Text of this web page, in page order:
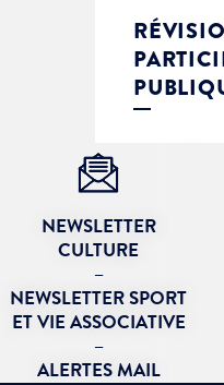
NEWSLETTER
CULTURE
–
NEWSLETTER SPORT
ET VIE ASSOCIATIVE
–
ALERTES MAIL